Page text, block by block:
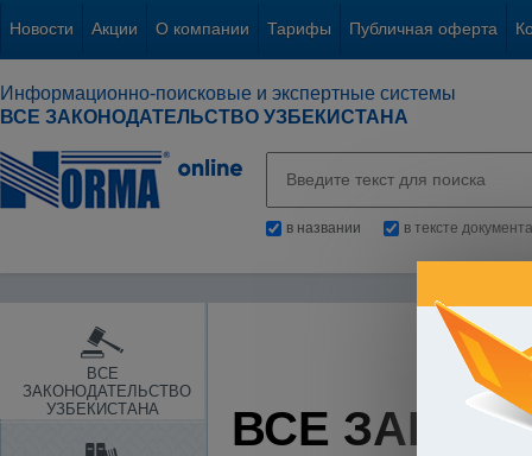
Новости Акции О компании Тарифы Публичная оферта
Информационно-поисковые и экспертные системы
ВСЕ ЗАКОНОДАТЕЛЬСТВО УЗБЕКИСТАНА
в названии в тексте документа
ВСЕ
ЗАКОНОДАТЕЛЬСТВО
УЗБЕКИСТАНА
ВСЕ